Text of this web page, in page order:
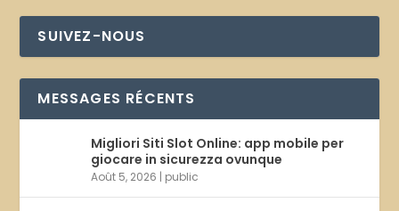
SUIVEZ-NOUS
MESSAGES RÉCENTS
Migliori Siti Slot Online: app mobile per
giocare in sicurezza ovunque
Août 5, 2026 | public